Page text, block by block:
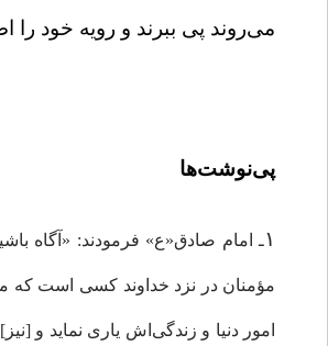
می‌روند پی ببرند و رویه خود را
پی‌نوشت‌ها
۱ـ امام صادق«ع» فرمودند: «آگاه
مؤمنان در نزد خداوند کسی است که
امور دنیا و زندگی‌اش یاری نماید و